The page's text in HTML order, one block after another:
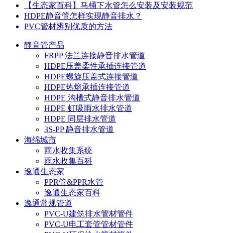
【生态家百科】马桶下水管怎么安装及安装规范
HDPE静音管怎样实现静音排水？
PVC管材辨别优质的方法
静音管产品
FRPP 法兰连接静音排水管道
HDPE压盖柔性承插连接管道
HDPE螺旋压盖式连接管道
HDPE热熔承插连接管道
HDPE 沟槽式静音排水管道
HDPE 虹吸雨水排水管道
HDPE 同层排水管道
3S-PP 静音排水管道
海绵城市
雨水收集系统
雨水收集百科
逸通生态家
PPR管&PPR水管
逸通生态家百科
逸通常规管道
PVC-U建筑排水管材管件
PVC-U电工套管管材管件